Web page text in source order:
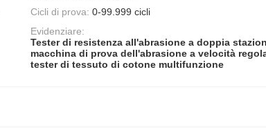
Cicli di prova: 0-99.999 cicli
Evidenziare:
Tester di resistenza all'abrasione a doppia
macchina di prova dell'abrasione a velocità
tester di tessuto di cotone multifunzione